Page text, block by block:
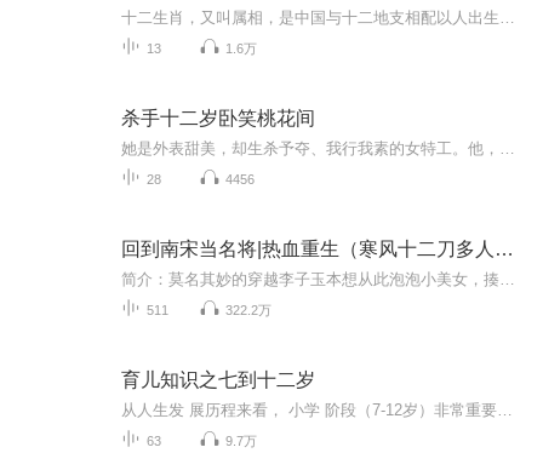
13 1.6万
杀手十二岁卧笑桃花间
28 4456
回到南宋当名将|热血重生（寒风十二刀多人有声剧）
511 322.2万
育儿知识之七到十二岁
63 9.7万